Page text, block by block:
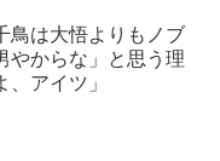
鳥は大悟よりもノブ
やからな」と思う理
、アイツ」